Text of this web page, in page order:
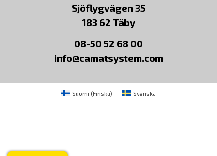
Sjöflygvägen 35
183 62 Täby
08-50 52 68 00
info@camatsystem.com
Suomi (Finska) Svenska